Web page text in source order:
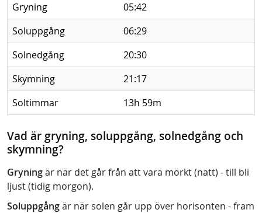
Gryning
05:42
Soluppgång
06:29
Solnedgång
20:30
Skymning
21:17
Soltimmar
13h 59m
Vad är gryning, soluppgång, solnedgång och
skymning?
Gryningär när det går från att vara mörkt (natt) - till bli
ljust (tidig morgon).
Soluppgångär när solen går upp över horisonten - fram